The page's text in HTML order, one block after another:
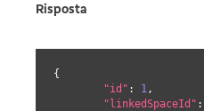
Risposta
{
"id" : 1,
"linkedSpaceId" :